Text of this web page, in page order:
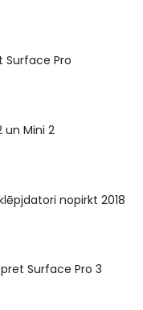
Surface Pro
un Mini 2
nopirkt 2018
Surface Pro 3